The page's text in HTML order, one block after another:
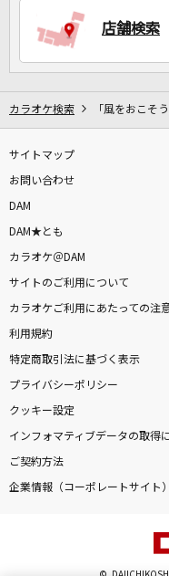
店舗検索
カラオケ検索 「風をおこそ
サイトマップ
お問い合わせ
DAM
DAM★とも
カラオケ＠DAM
サイトのご利用について
カラオケご利用にあたっての注
利用規約
特定商取引法に基づく表示
プライバシーポリシー
クッキー設定
インフォマティブデータの取得
ご契約方法
企業情報（コーポレートサイト）
©